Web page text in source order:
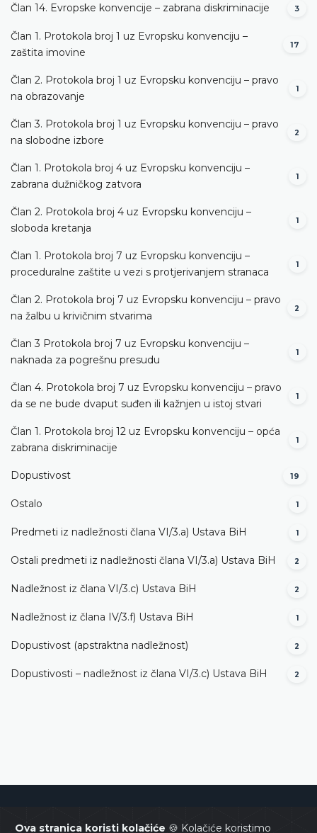
Ova stranica koristi kolačiće 🍪 Kolačiće koristimo
Član 14. Evropske konvencije – zabrana diskriminacije 3
Član 1. Protokola broj 1 uz Evropsku konvenciju –
zaštita imovine
17
Član 2. Protokola broj 1 uz Evropsku konvenciju – pravo
na obrazovanje
1
Član 3. Protokola broj 1 uz Evropsku konvenciju – pravo
na slobodne izbore
2
Član 1. Protokola broj 4 uz Evropsku konvenciju –
zabrana dužničkog zatvora
1
Član 2. Protokola broj 4 uz Evropsku konvenciju –
sloboda kretanja
1
Član 1. Protokola broj 7 uz Evropsku konvenciju –
proceduralne zaštite u vezi s protjerivanjem stranaca
1
Član 2. Protokola broj 7 uz Evropsku konvenciju – pravo
na žalbu u krivičnim stvarima
2
Član 3 Protokola broj 7 uz Evropsku konvenciju –
naknada za pogrešnu presudu
1
Član 4. Protokola broj 7 uz Evropsku konvenciju – pravo
da se ne bude dvaput suđen ili kažnjen u istoj stvari
1
Član 1. Protokola broj 12 uz Evropsku konvenciju – opća
zabrana diskriminacije
1
Dopustivost 19
Ostalo 1
Predmeti iz nadležnosti člana VI/3.а) Ustava BiH 1
Ostali predmeti iz nadležnosti člana VI/3.а) Ustava BiH 2
Nadležnost iz člana VI/3.c) Ustava BiH 2
Nadležnost iz člana IV/3.f) Ustava BiH 1
Dopustivost (apstraktna nadležnost) 2
Dopustivosti – nadležnost iz člana VI/3.c) Ustava BiH 2